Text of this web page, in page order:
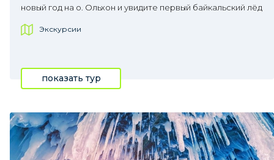
новый год на о. Ольхон и увидите первый байкальский лёд
Экскурсии
показать тур